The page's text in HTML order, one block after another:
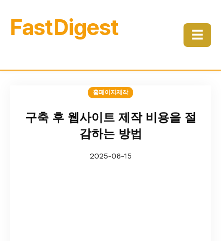
FastDigest ☰
홈페이지제작
구축 후 웹사이트 제작 비용을 절
감하는 방법
2025-06-15